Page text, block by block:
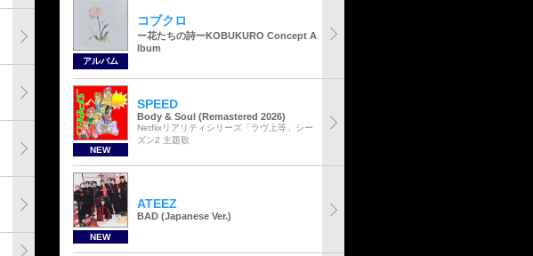
アルバム
コブクロ
ー花たちの詩ーKOBUKURO Concept A
lbum
NEW
SPEED
Body & Soul (Remastered 2026)
Netflixリアリティシリーズ「ラヴ上等」シー
ズン2 主題歌
NEW
ATEEZ
BAD (Japanese Ver.)